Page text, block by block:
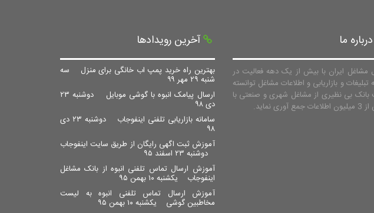
درباره ما
مشاغل ایران با بیش از یک دهه فعالیت در
تبلیغات و بازاریابی و اطلاعات مشاغل توانسته
بی نظیری از مشاغل شهری و صنعتی با
آوری نماید.
آخرین رویدادها
بهترین راه خرید پمپ اب خانگی برای منزل سه
شنبه ۲۹ مهر ۹۹
ارسال پیامک انبوه با گوشی موبایل
دوشنبه ۲۳
دی ۹۸
سامانه بازاریابی تلفنی اینفوجاب
دوشنبه ۲۳ دی
۹۸
آموزش ثبت اگهی رایگان از طریق سایت اینفوجاب
دوشنبه ۲۳ اسفند ۹۵
آموزش ارسال تماس تلفنی انبوه از بانک مشاغل
اینفوجاب یکشنبه ۱۰ بهمن ۹۵
آموزش ارسال تماس تلفنی انبوه به لیست
مخاطبین گوشی یکشنبه ۱۰ بهمن ۹۵